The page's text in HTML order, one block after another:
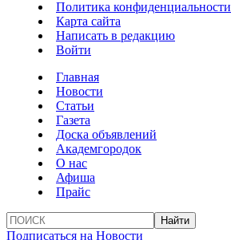
Политика конфиденциальности
Карта сайта
Написать в редакцию
Войти
Главная
Новости
Статьи
Газета
Доска объявлений
Академгородок
О нас
Афиша
Прайс
Подписаться на Новости